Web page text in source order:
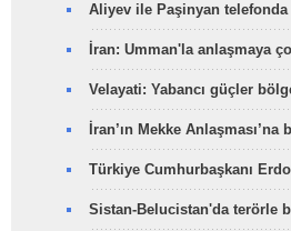
Aliyev ile Paşinyan
İran: Umman'la anlaşmaya
Velayati: Yabancı güçler
İran’ın Mekke Anlaşması’na
Türkiye Cumhurbaşkanı
Sistan-Belucistan'da terörle